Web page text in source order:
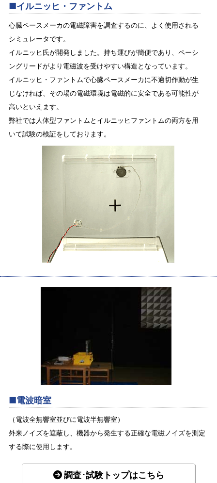
■イルニッヒ・ファントム
心臓ペースメーカの電磁障害を調査するのに、よく使用される
シミュレータです。
イルニッヒ氏が開発しました。持ち運びが簡便であり、ペーシ
ングリードがより電磁波を受けやすい構造となっています。
イルニッヒ・ファントムで心臓ペースメーカに不適切作動が生
じなければ、その場の電磁環境は電磁的に安全である可能性が
高いといえます。
弊社では人体型ファントムとイルニッヒファントムの両方を用
いて試験の検証をしております。
■電波暗室
（電波全無響室並びに電波半無響室）
外来ノイズを遮蔽し、機器から発生する正確な電磁ノイズを測定
する際に使用します。
調査･試験トップはこちら